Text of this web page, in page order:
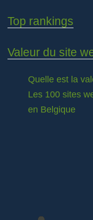
Top rankings
Valeur du site
Quelle est la
Les 100 sites
en Belgique